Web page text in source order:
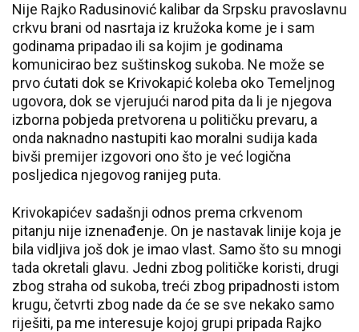
Nije Rajko Radusinović kalibar da Srpsku pravoslavnu
crkvu brani od nasrtaja iz kružoka kome je i sam
godinama pripadao ili sa kojim je godinama
komunicirao bez suštinskog sukoba. Ne može se
prvo ćutati dok se Krivokapić koleba oko Temeljnog
ugovora, dok se vjerujući narod pita da li je njegova
izborna pobjeda pretvorena u političku prevaru, a
onda naknadno nastupiti kao moralni sudija kada
bivši premijer izgovori ono što je već logična
posljedica njegovog ranijeg puta.
Krivokapićev sadašnji odnos prema crkvenom
pitanju nije iznenađenje. On je nastavak linije koja je
bila vidljiva još dok je imao vlast. Samo što su mnogi
tada okretali glavu. Jedni zbog političke koristi, drugi
zbog straha od sukoba, treći zbog pripadnosti istom
krugu, četvrti zbog nade da će se sve nekako samo
riješiti, pa me interesuje kojoj grupi pripada Rajko